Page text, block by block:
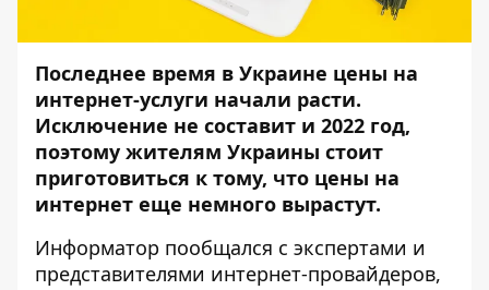
Последнее время в Украине цены на
интернет-услуги начали расти.
Исключение не составит и 2022 год,
поэтому жителям Украины стоит
приготовиться к тому, что цены на
интернет еще немного вырастут.
Информатор пообщался с экспертами и
представителями интернет-провайдеров,